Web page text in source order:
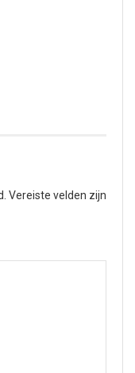
Vereiste velden zijn